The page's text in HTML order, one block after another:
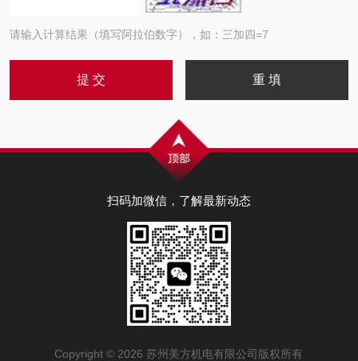
请输入计算结果（填写阿拉伯数字），如：三加四=7
扫码加微信，了解最新动态
Copyright © 2026 苏州美方机电有限公司版权所有